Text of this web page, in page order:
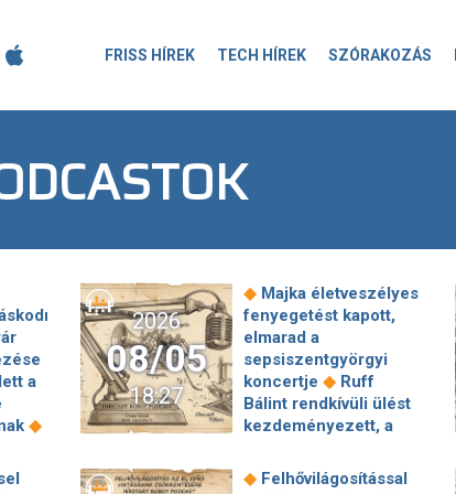
FRISS HÍREK TECH HÍREK SZÓRAKOZÁS
a
◆
2026
08/05
18:27
◆ Majka életveszélyes
fenyegetést kapott,
elmarad a
sepsiszentgyörgyi
koncertje ◆ Ruff
Bálint rendkívüli ülést
kezdeményezett, a
összeül a parlament◆
◆ Felhővilágosítással